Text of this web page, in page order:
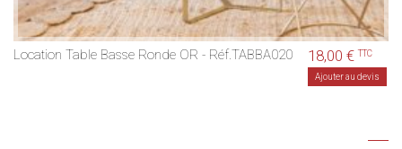
Location Table Basse Ronde OR - Réf.TABBA020 18,00 €TTC
Ajouter au devis